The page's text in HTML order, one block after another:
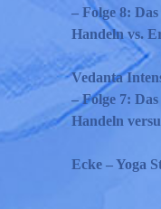
– Folge 8:
Handeln vs.
Vedanta
– Folge 7:
Handeln
Ecke – Yoga